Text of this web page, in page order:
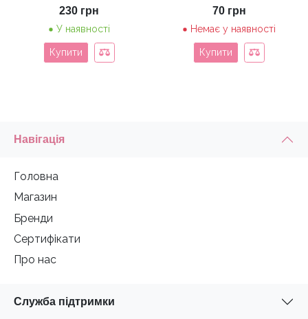
230 грн
У наявності
Купити
70 грн
Немає у наявності
Купити
Навігація
Головна
Магазин
Бренди
Сертифікати
Про нас
Служба підтримки